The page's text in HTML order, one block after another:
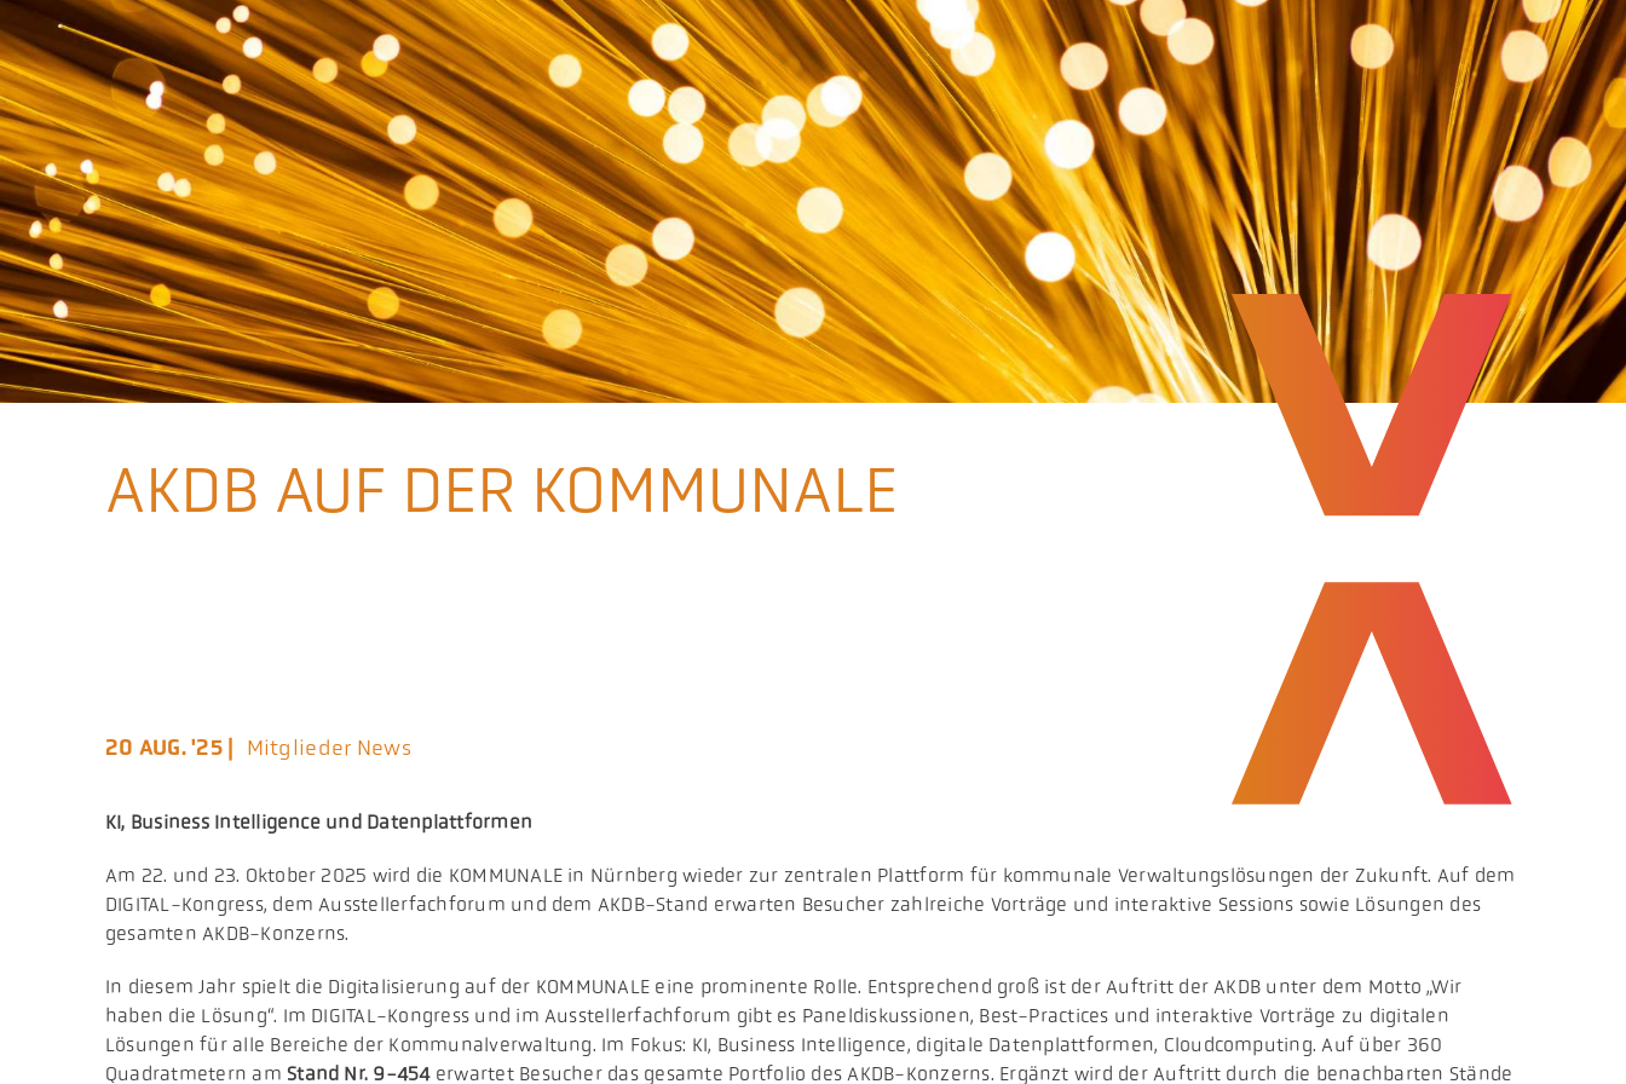
AKDB AUF DER KOMMUNALE
20 AUG. '25 | Mitglieder News
KI, Business Intelligence und Datenplattformen
Am 22. und 23. Oktober 2025 wird die KOMMUNALE in Nürnberg wieder zur zentralen Plattform für kommunale Verwaltungslösungen der Zukunft. Auf dem
DIGITAL-Kongress, dem Ausstellerfachforum und dem AKDB-Stand erwarten Besucher zahlreiche Vorträge und interaktive Sessions sowie Lösungen des
gesamten AKDB-Konzerns.
In diesem Jahr spielt die Digitalisierung auf der KOMMUNALE eine prominente Rolle. Entsprechend groß ist der Auftritt der AKDB unter dem Motto „Wir
haben die Lösung“. Im DIGITAL-Kongress und im Ausstellerfachforum gibt es Paneldiskussionen, Best-Practices und interaktive Vorträge zu digitalen
Lösungen für alle Bereiche der Kommunalverwaltung. Im Fokus: KI, Business Intelligence, digitale Datenplattformen, Cloudcomputing. Auf über 360
Quadratmetern am Stand Nr. 9-454erwartet Besucher das gesamte Portfolio des AKDB-Konzerns. Ergänzt wird der Auftritt durch die benachbarten Stände